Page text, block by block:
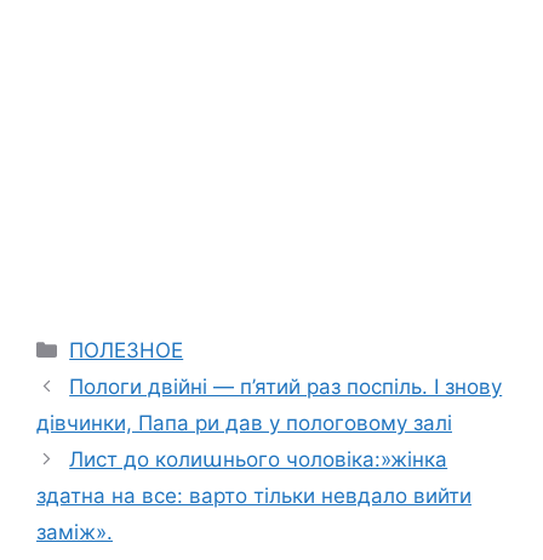
Categories
ПОЛЕЗНОЕ
Пологи двійні — п’ятий раз поспіль. І знову
дівчинки, Папа ри дав у пологовому залі
Лист до колиաнього чоловіка:»жінка
здатна на все: варто тільки невдало вийти
заміж».